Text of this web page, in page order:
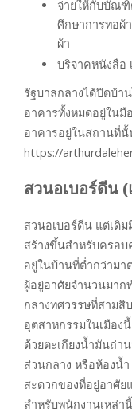
จ่ายให้กับบัณฑิ
ศึกษาการทอผ้
ผ้า
บริจาคหนังสือ
รัฐบาลกลางได้ปิดบ้า
อาคารทั้งหมดอยู่ใน
อาคารอยู่ในสถานที่
https://
สวนอเบอร์ดีน
สวนอเบอร์ดีน แต่เดิ
สร้างขึ้นสำหรับครอ
อยู่ในบ้านที่ต่ำกว่าม
ผู้อยู่อาศัยจำนวนมาก
กลางทศวรรษที่สามสิ
อุตสาหกรรมในเมือง
ด้วยตะเกียงน้ำมันถ่า
ส่วนกลาง หรือห้องน้
สะดวกของที่อยู่อาศัย
สำหรับพนักงานเหล่า